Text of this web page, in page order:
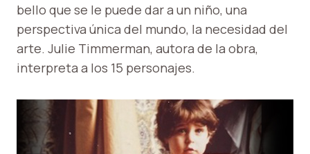
bello que se le puede dar a un niño, una
perspectiva única del mundo, la necesidad del
arte. Julie Timmerman, autora de la obra,
interpreta a los 15 personajes.